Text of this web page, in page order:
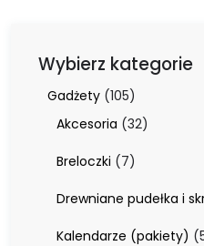
Wybierz kategorie
Gadżety 105105
produktów
Akcesoria 3232
Breloczki
77
Drewniane pudełka i
Kalendarze (pakiety)